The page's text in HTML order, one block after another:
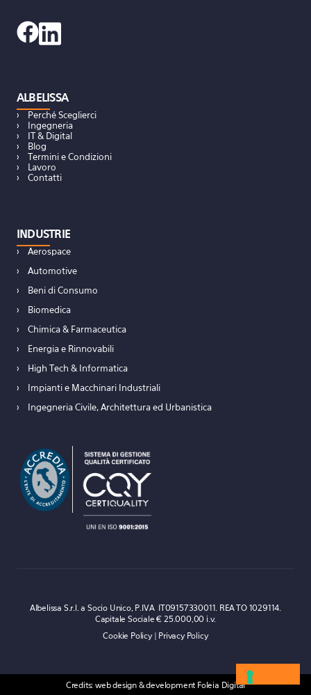
ALBELISSA
Perché Sceglierci
Ingegneria
IT & Digital
Blog
Termini e Condizioni
Lavoro
Contatti
INDUSTRIE
Aerospace
Automotive
Beni di Consumo
Biomedica
Chimica & Farmaceutica
Energia e Rinnovabili
High Tech & Informatica
Impianti e Macchinari Industriali
Ingegneria Civile, Architettura ed Urbanistica
Albelissa S.r.l. a Socio Unico, P.IVA IT09157330011. REA TO 1029114.
Capitale Sociale € 25.000,00 i.v.
Cookie Policy| Privacy Policy
Credits: web design & development Foleia Digital